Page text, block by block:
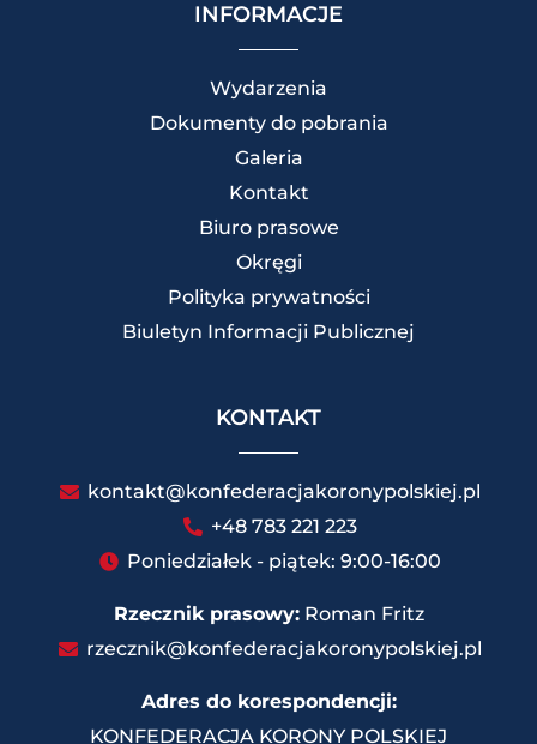
INFORMACJE
Wydarzenia
Dokumenty do pobrania
Galeria
Kontakt
Biuro prasowe
Okręgi
Polityka prywatności
Biuletyn Informacji Publicznej
KONTAKT
kontakt@konfederacjakoronypolskiej.pl
+48 783 221 223
Poniedziałek - piątek: 9:00-16:00
Rzecznik prasowy:Roman Fritz
rzecznik@konfederacjakoronypolskiej.pl
Adres do korespondencji:
KONFEDERACJA KORONY POLSKIEJ